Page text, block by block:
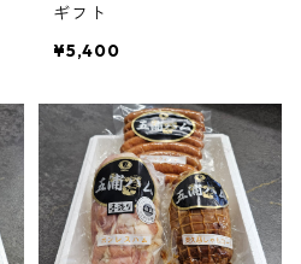
ギフト
¥5,400